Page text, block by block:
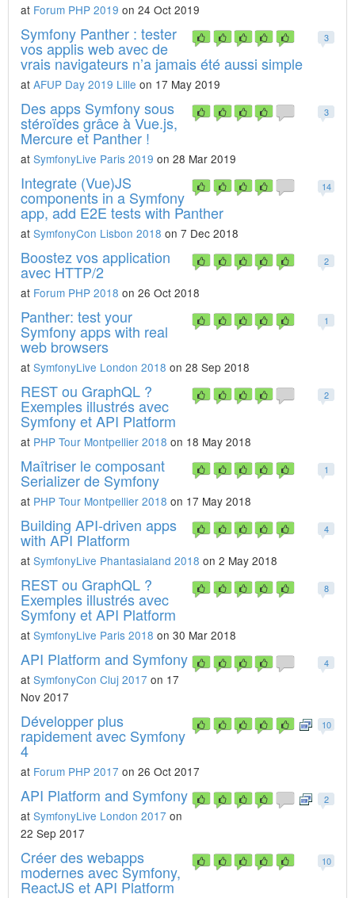
at Forum PHP 2019 on 24 Oct 2019
3
Symfony Panther : tester
vos applis web avec de
vrais navigateurs n’a jamais été aussi simple
at AFUP Day 2019 Lille on 17 May 2019
3
Des apps Symfony sous
stéroïdes grâce à Vue.js,
Mercure et Panther !
at SymfonyLive Paris 2019 on 28 Mar 2019
14
Integrate (Vue)JS
components in a Symfony
app, add E2E tests with Panther
at SymfonyCon Lisbon 2018 on 7 Dec 2018
2
Boostez vos application
avec HTTP/2
at Forum PHP 2018 on 26 Oct 2018
1
Panther: test your
Symfony apps with real
web browsers
at SymfonyLive London 2018 on 28 Sep 2018
2
REST ou GraphQL ?
Exemples illustrés avec
Symfony et API Platform
at PHP Tour Montpellier 2018 on 18 May 2018
1
Maîtriser le composant
Serializer de Symfony
at PHP Tour Montpellier 2018 on 17 May 2018
4
Building API-driven apps
with API Platform
at SymfonyLive Phantasialand 2018 on 2 May 2018
8
REST ou GraphQL ?
Exemples illustrés avec
Symfony et API Platform
at SymfonyLive Paris 2018 on 30 Mar 2018
4
API Platform and Symfony
at SymfonyCon Cluj 2017 on 17
Nov 2017
10
Développer plus
rapidement avec Symfony
4
at Forum PHP 2017 on 26 Oct 2017
2
API Platform and Symfony
at SymfonyLive London 2017 on
22 Sep 2017
10
Créer des webapps
modernes avec Symfony,
ReactJS et API Platform